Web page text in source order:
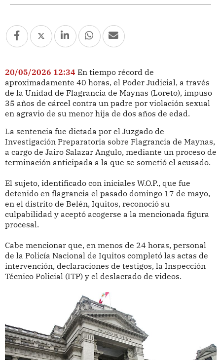
20/05/2026 12:34 En tiempo récord de
aproximadamente 40 horas, el Poder Judicial, a través
de la Unidad de Flagrancia de Maynas (Loreto), impuso
35 años de cárcel contra un padre por violación sexual
en agravio de su menor hija de dos años de edad.
La sentencia fue dictada por el Juzgado de
Investigación Preparatoria sobre Flagrancia de Maynas,
a cargo de Jairo Salazar Angulo, mediante un proceso de
terminación anticipada a la que se sometió el acusado.
El sujeto, identificado con iniciales W.O.P., que fue
detenido en flagrancia el pasado domingo 17 de mayo,
en el distrito de Belén, Iquitos, reconoció su
culpabilidad y aceptó acogerse a la mencionada figura
procesal.
Cabe mencionar que, en menos de 24 horas, personal
de la Policía Nacional de Iquitos completó las actas de
intervención, declaraciones de testigos, la Inspección
Técnico Policial (ITP) y el deslacrado de videos.